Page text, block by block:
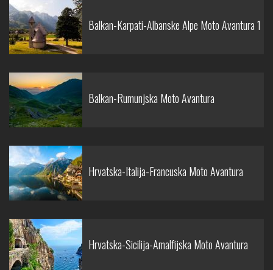
Balkan-Karpati-Albanske Alpe Moto Avantura 1
Balkan-Rumunjska Moto Avantura
Hrvatska-Italija-Francuska Moto Avantura
Hrvatska-Sicilija-Amalfijska Moto Avantura